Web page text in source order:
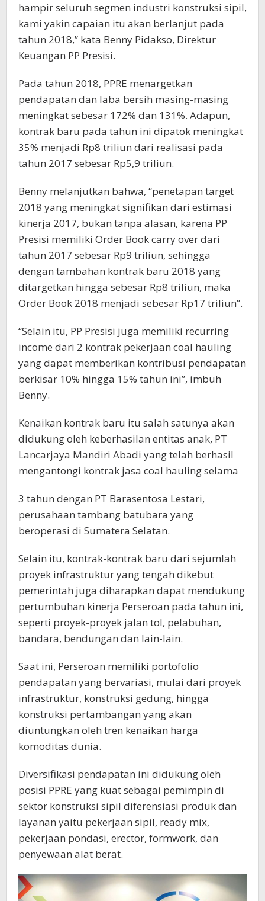
hampir seluruh segmen industri konstruksi sipil,
kami yakin capaian itu akan berlanjut pada
tahun 2018,” kata Benny Pidakso, Direktur
Keuangan PP Presisi.
Pada tahun 2018, PPRE menargetkan
pendapatan dan laba bersih masing-masing
meningkat sebesar 172% dan 131%. Adapun,
kontrak baru pada tahun ini dipatok meningkat
35% menjadi Rp8 triliun dari realisasi pada
tahun 2017 sebesar Rp5,9 triliun.
Benny melanjutkan bahwa, “penetapan target
2018 yang meningkat signifikan dari estimasi
kinerja 2017, bukan tanpa alasan, karena PP
Presisi memiliki Order Book carry over dari
tahun 2017 sebesar Rp9 triliun, sehingga
dengan tambahan kontrak baru 2018 yang
ditargetkan hingga sebesar Rp8 triliun, maka
Order Book 2018 menjadi sebesar Rp17 triliun”.
“Selain itu, PP Presisi juga memiliki recurring
income dari 2 kontrak pekerjaan coal hauling
yang dapat memberikan kontribusi pendapatan
berkisar 10% hingga 15% tahun ini”, imbuh
Benny.
Kenaikan kontrak baru itu salah satunya akan
didukung oleh keberhasilan entitas anak, PT
Lancarjaya Mandiri Abadi yang telah berhasil
mengantongi kontrak jasa coal hauling selama
3 tahun dengan PT Barasentosa Lestari,
perusahaan tambang batubara yang
beroperasi di Sumatera Selatan.
Selain itu, kontrak-kontrak baru dari sejumlah
proyek infrastruktur yang tengah dikebut
pemerintah juga diharapkan dapat mendukung
pertumbuhan kinerja Perseroan pada tahun ini,
seperti proyek-proyek jalan tol, pelabuhan,
bandara, bendungan dan lain-lain.
Saat ini, Perseroan memiliki portofolio
pendapatan yang bervariasi, mulai dari proyek
infrastruktur, konstruksi gedung, hingga
konstruksi pertambangan yang akan
diuntungkan oleh tren kenaikan harga
komoditas dunia.
Diversifikasi pendapatan ini didukung oleh
posisi PPRE yang kuat sebagai pemimpin di
sektor konstruksi sipil diferensiasi produk dan
layanan yaitu pekerjaan sipil, ready mix,
pekerjaan pondasi, erector, formwork, dan
penyewaan alat berat.